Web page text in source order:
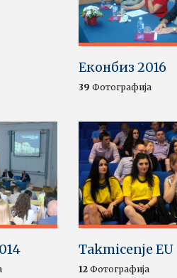
Еконбиз 2016
39 Фотографија
Takmicenje EU
12Фотографија